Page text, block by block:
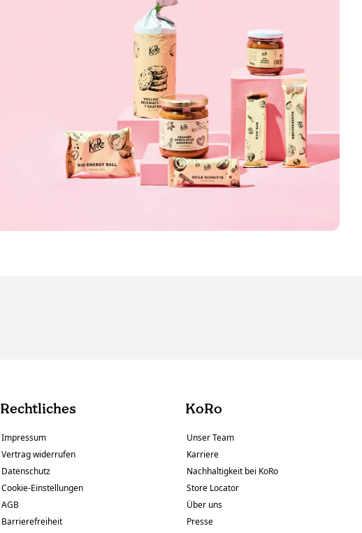
Rechtliches
Impressum
Vertrag widerrufen
Datenschutz
Cookie-Einstellungen
AGB
Barrierefreiheit
KoRo
Unser Team
Karriere
Nachhaltigkeit bei KoRo
Store Locator
Über uns
Presse